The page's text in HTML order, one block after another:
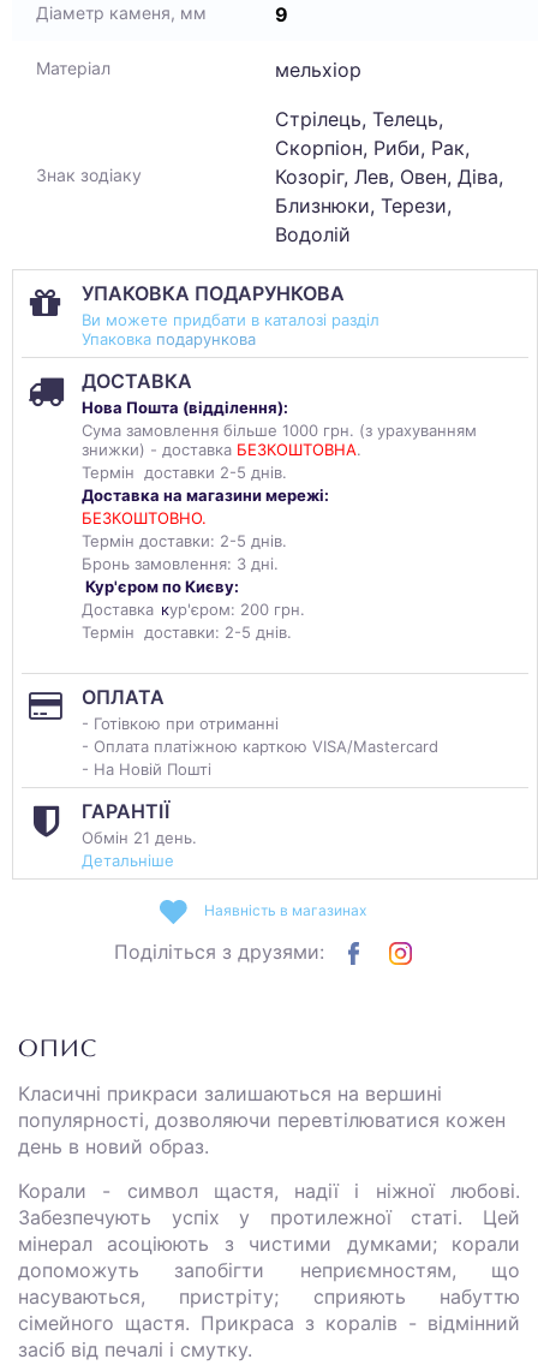
Діаметр каменя, мм 9
Матеріал мельхіор
Знак зодіаку
Стрілець, Телець,
Скорпіон, Риби, Рак,
Козоріг, Лев, Овен, Діва,
Близнюки, Терези,
Водолій
УПАКОВКА ПОДАРУНКОВА
Ви можете придбати в каталозі разділ
Упаковка подарункова
ДОСТАВКА
Нова Пошта (відділення):
Сума замовлення більше 1000 грн. (з урахуванням
знижки) - доставка БЕЗКОШТОВНА.
Термін доставки 2-5 днів.
Доставка на магазини мережі:
БЕЗКОШТОВНО.
Термін доставки: 2-5 днів.
Бронь замовлення: 3 дні.
Кур'єром по Києву:
Доставка кур'єром: 200 грн.
Термін доставки: 2-5 днів.
ОПЛАТА
- Готівкою при отриманні
- Оплата платіжною карткою VISA/Mastercard
- На Новій Пошті
ГАРАНТІЇ
Обмін 21 день.
Детальніше
Наявність в магазинах
Поділіться з друзями:
ОПИС
Класичні прикраси залишаються на вершині
популярності, дозволяючи перевтілюватися кожен
день в новий образ.
Корали - символ щастя, надії і ніжної любові.
Забезпечують успіх у протилежної статі. Цей
мінерал асоціюють з чистими думками; корали
допоможуть запобігти неприємностям, що
насуваються, пристріту; сприяють набуттю
сімейного щастя. Прикраса з коралів - відмінний
засіб від печалі і смутку.